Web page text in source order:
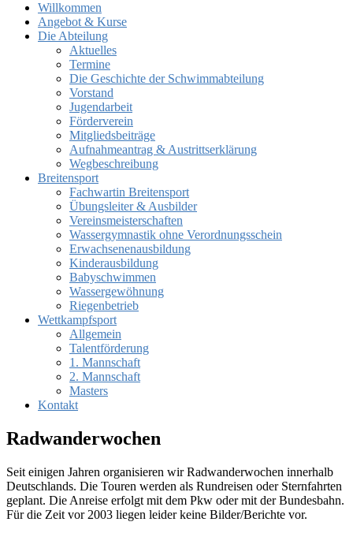
Willkommen
Angebot & Kurse
Die Abteilung
Aktuelles
Termine
Die Geschichte der Schwimmabteilung
Vorstand
Jugendarbeit
Förderverein
Mitgliedsbeiträge
Aufnahmeantrag & Austrittserklärung
Wegbeschreibung
Breitensport
Fachwartin Breitensport
Übungsleiter & Ausbilder
Vereinsmeisterschaften
Wassergymnastik ohne Verordnungsschein
Erwachsenenausbildung
Kinderausbildung
Babyschwimmen
Wassergewöhnung
Riegenbetrieb
Wettkampfsport
Allgemein
Talentförderung
1. Mannschaft
2. Mannschaft
Masters
Kontakt
Radwanderwochen
Seit einigen Jahren organisieren wir Radwanderwochen innerhalb
Deutschlands. Die Touren werden als Rundreisen oder Sternfahrten
geplant. Die Anreise erfolgt mit dem Pkw oder mit der Bundesbahn.
Für die Zeit vor 2003 liegen leider keine Bilder/Berichte vor.